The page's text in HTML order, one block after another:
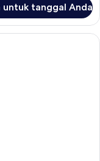
untuk tanggal Anda
Tidur King (Studio)